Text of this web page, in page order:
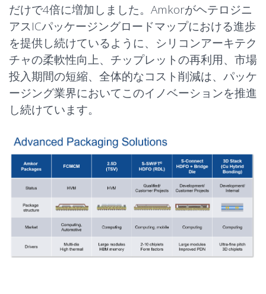
だけで4倍に増加しました。Amkorがヘテロジニ
アスICパッケージングロードマップにおける進歩
を提供し続けているように、シリコンアーキテク
チャの柔軟性向上、チップレットの再利用、市場
投入期間の短縮、全体的なコスト削減は、パッケ
ージング業界においてこのイノベーションを推進
し続けています。